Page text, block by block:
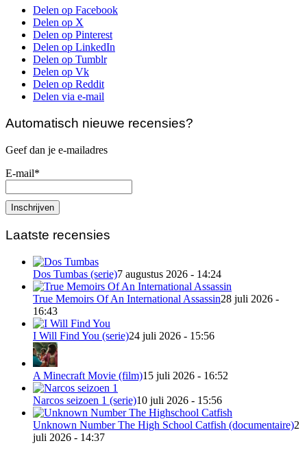
Delen op Facebook
Delen op X
Delen op Pinterest
Delen op LinkedIn
Delen op Tumblr
Delen op Vk
Delen op Reddit
Delen via e-mail
Automatisch nieuwe recensies?
Geef dan je e-mailadres
E-mail*
Laatste recensies
Dos Tumbas (serie)7 augustus 2026 - 14:24
True Memoirs Of An International Assassin28 juli 2026 -
16:43
I Will Find You (serie)24 juli 2026 - 15:56
A Minecraft Movie (film)15 juli 2026 - 16:52
Narcos seizoen 1 (serie)10 juli 2026 - 15:56
Unknown Number The High School Catfish (documentaire)2
juli 2026 - 14:37